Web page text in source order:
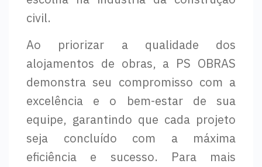
civil.
Ao priorizar a qualidade dos
alojamentos de obras, a PS OBRAS
demonstra seu compromisso com a
excelência e o bem-estar de sua
equipe, garantindo que cada projeto
seja concluído com a máxima
eficiência e sucesso. Para mais